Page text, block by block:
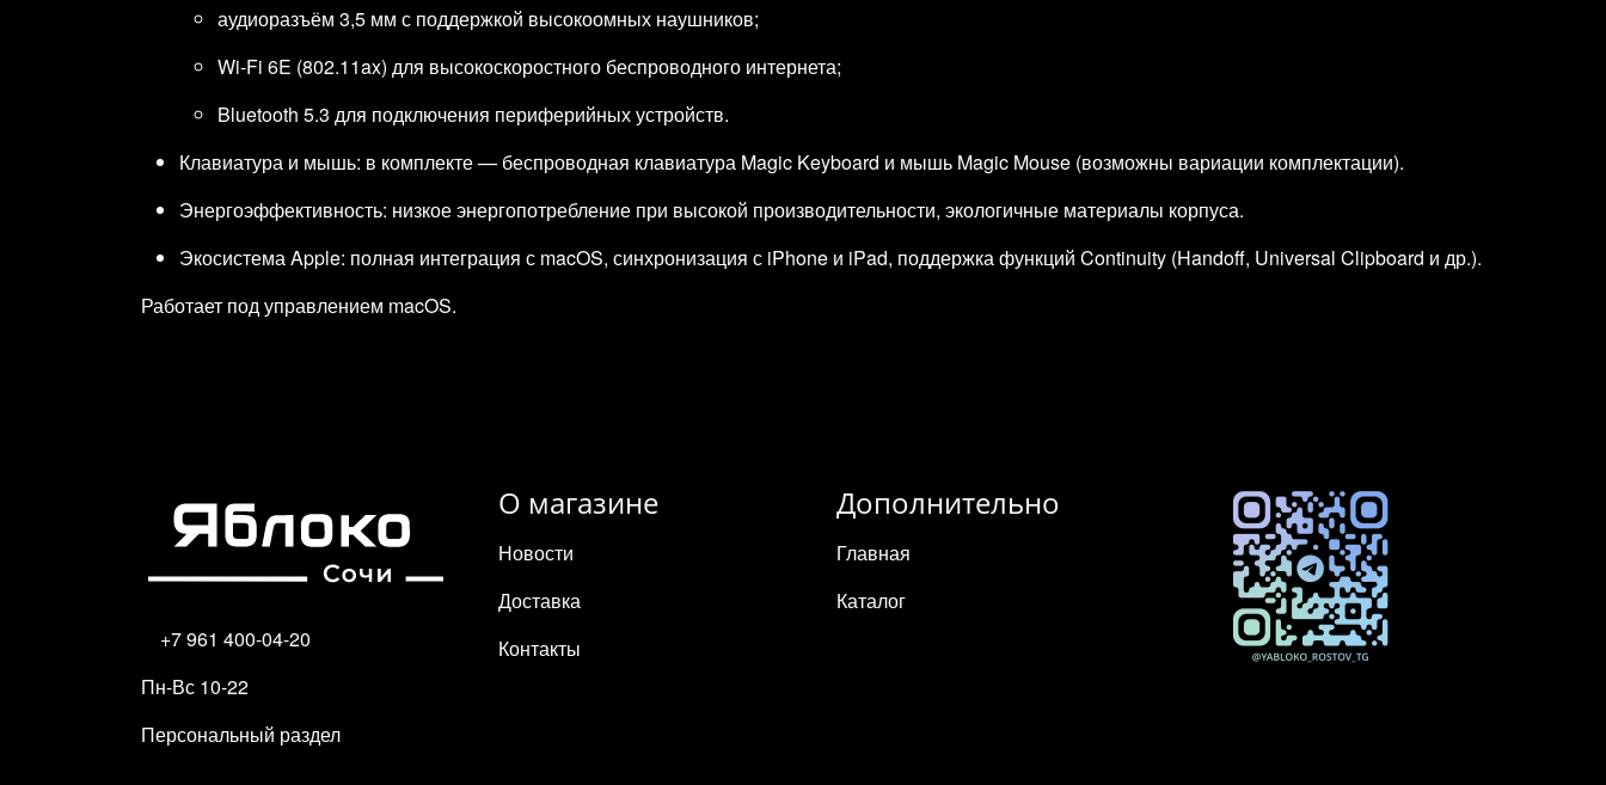
аудиоразъём 3,5 мм с поддержкой высокоомных наушников;
Wi‑Fi 6E (802.11ax) для высокоскоростного беспроводного интернета;
Bluetooth 5.3 для подключения периферийных устройств.
Клавиатура и мышь: в комплекте — беспроводная клавиатура Magic Keyboard и мышь Magic Mouse (возможны вариации комплектации).
Энергоэффективность: низкое энергопотребление при высокой производительности, экологичные материалы корпуса.
Экосистема Apple: полная интеграция с macOS, синхронизация с iPhone и iPad, поддержка функций Continuity (Handoff, Universal Clipboard и др.).
Работает под управлением macOS.
О магазине
Новости
Доставка
Контакты
Дополнительно
Главная
Каталог
+7 961 400-04-20
Пн-Вс 10-22
Персональный раздел